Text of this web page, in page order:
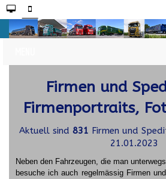
Firmen und
Firmenportraits,
Aktuell sind 831 Firmen und
21.01.2023
Neben den Fahrzeugen, die man
besuche ich auch regelmässig Firmen